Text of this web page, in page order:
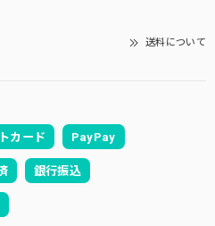
送料について
カード PayPay
銀行振込